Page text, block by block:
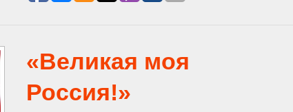
«Великая моя
Россия!»